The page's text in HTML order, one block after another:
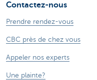
Contactez-nous
Prendre rendez-vous
CBC près de chez vous
Appeler nos experts
Une plainte?